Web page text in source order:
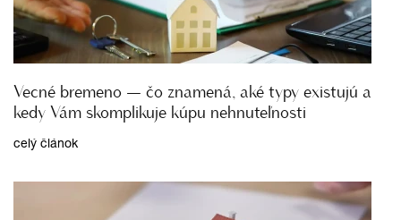
Vecné bremeno — čo znamená, aké typy existujú a
kedy Vám skomplikuje kúpu nehnuteľnosti
celý článok